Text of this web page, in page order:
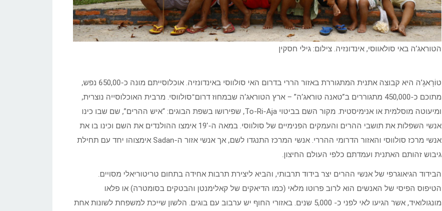
הטוראג’ה באי סולאווסי, אינדונזיה. צילום: גילי חסקין
טוֹרָאגָ’ה היא קבוצה אתנית המתגוררת באזור הררי בדרום האי סולווסי באינדונזיה. אוכלוסייתם מונה כ-650,00 נפש,
מתוכם כ-450,000 מתגוררים ב”טאנה טוראג’ה” – ארץ הטוראג’ה שבמחוז דרום־סולווסי. מרבית האוכלוסייה נוצרית,
ומיעוטה מוסלמית או אנימיסטית. מקור השם בביטוי To-Ri-Aja, שפירושו בשפת הבוגים: “איש ההרים”, שם שבו כינו
אנשי השפלות את תושבי ההרים והעמקים הפנימיים של סולווסי. במאה ה-19′ אימצו ההולנדים את השם וכינו בו את
אנשי מרכז סולווסי והאזור הדרומי ההררי. אנשי המרכז התנגדו לשם, אך אנשי אזור ה-Sadan אימצוהו יחד עם תחילת
גיבוש זהותם האתנית ועמדתם כלפי העולם החיצון.
הבידוד הגיאוגרפי של אנשי ההרים יצר בידוד תרבותי, והביא ליצירת תרבות אחידה בתחום טריטוריאלי מסויים.
הטיפוס הפיסי של האנשים הוא לרוב פרוטו מלאי (כמו הדיאקים של קאלימנטן והבטקים בסומטרה) או פלאו
מונגולואיד, אשר הגיעו לאי לפני כ- 5,000 שנים. באזורי החוף יש ערבוב עם בוגים. הלשון שייכת למשפחת לשונות אחת